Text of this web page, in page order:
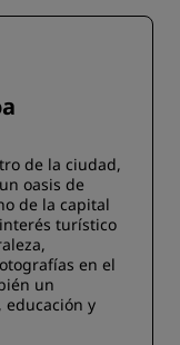
de la ciudad,
oasis de
de la capital
turístico
en el
un
educación y